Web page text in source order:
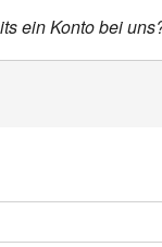
ein Konto bei